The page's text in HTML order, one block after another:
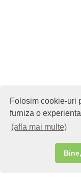
Folosim cookie-uri
furniza o
(afla mai multe)